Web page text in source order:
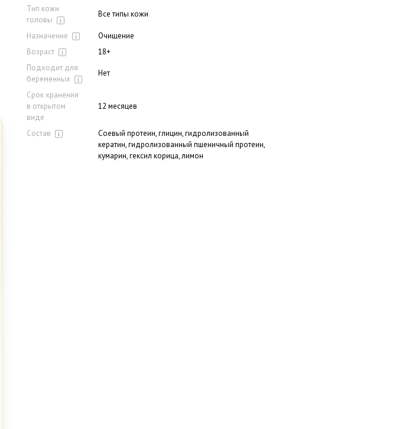
Тип кожи
головы
Все типы кожи
Назначение
Очищение
Возраст
18+
Подходит для
беременных
Нет
Срок хранения
в открытом
виде
12 месяцев
Состав
Соевый протеин, глицин, гидролизованный
кератин, гидролизованный пшеничный протеин,
кумарин, гексил корица, лимон